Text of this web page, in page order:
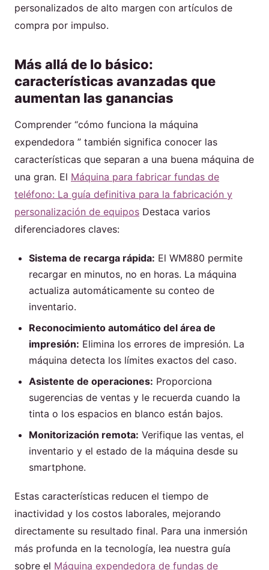
personalizados de alto margen con artículos de
compra por impulso.
Más allá de lo básico:
características avanzadas que
aumentan las ganancias
Comprender “cómo funciona la máquina
expendedora ” también significa conocer las
características que separan a una buena máquina de
una gran. El Máquina para fabricar fundas de
teléfono: La guía definitiva para la fabricación y
personalización de equipos Destaca varios
diferenciadores claves:
Sistema de recarga rápida: El WM880 permite
recargar en minutos, no en horas. La máquina
actualiza automáticamente su conteo de
inventario.
Reconocimiento automático del área de
impresión: Elimina los errores de impresión. La
máquina detecta los límites exactos del caso.
Asistente de operaciones: Proporciona
sugerencias de ventas y le recuerda cuando la
tinta o los espacios en blanco están bajos.
Monitorización remota: Verifique las ventas, el
inventario y el estado de la máquina desde su
smartphone.
Estas características reducen el tiempo de
inactividad y los costos laborales, mejorando
directamente su resultado final. Para una inmersión
más profunda en la tecnología, lea nuestra guía
sobre el Máquina expendedora de fundas de